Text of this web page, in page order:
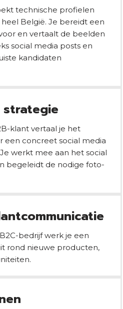
technische profielen
België. Je bereidt een
en vertaalt de beelden
social media posts en
kandidaten
strategie
klant vertaal je het
een concreet social media
werkt mee aan het social
begeleidt de nodige foto-
bedrijf werk je een
rond nieuwe producten,